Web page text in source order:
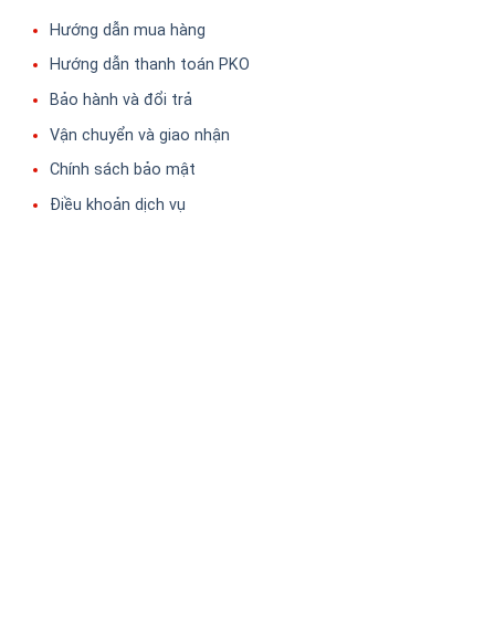
Hướng dẫn mua hàng
Hướng dẫn thanh toán PKO
Bảo hành và đổi trả
Vận chuyển và giao nhận
Chính sách bảo mật
Điều khoản dịch vụ